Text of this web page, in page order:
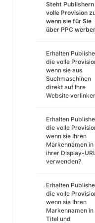
Steht
volle Provision
wenn sie für Sie
über PPC
Erhalten
die volle
wenn sie aus
Suchmaschinen
direkt auf Ihre
Website
Erhalten
die volle
wenn sie Ihren
Markennamen in
ihrer Display-
verwenden?
Erhalten
die volle
wenn sie Ihren
Markennamen in
Titel und